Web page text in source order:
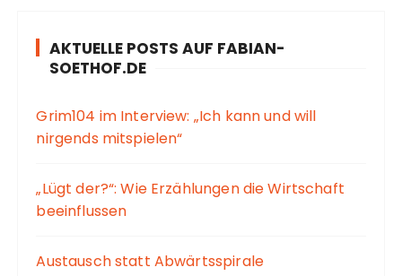
AKTUELLE POSTS AUF FABIAN-
SOETHOF.DE
Grim104 im Interview: „Ich kann und will
nirgends mitspielen“
„Lügt der?“: Wie Erzählungen die Wirtschaft
beeinflussen
Austausch statt Abwärtsspirale